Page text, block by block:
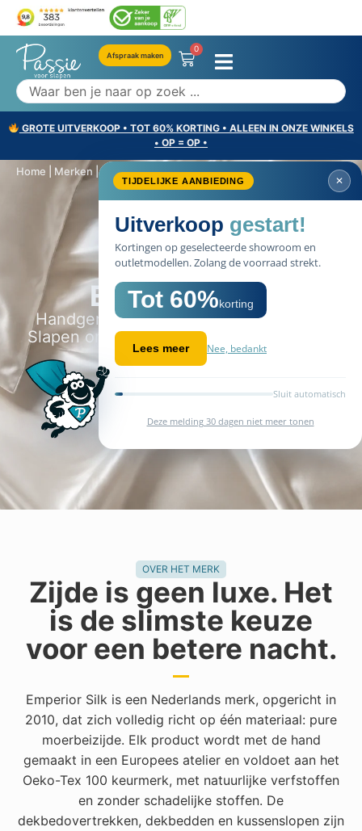
Afspraak maken
0
GROTE UITVERKOOP • TOT 60% KORTING • ALLEEN IN ONZE WINKELS
• OP = OP •
Home Merken |Emperior Silk
Emperior Silk
Handgemaakt in een Europees atelier.
Slapen onder 100% moerbeizijde van 22
momme.
OVER HET MERK
Zijde is geen luxe. Het
is de slimste keuze
voor een betere nacht.
Emperior Silk is een Nederlands merk, opgericht in
2010, dat zich volledig richt op één materiaal: pure
moerbeizijde. Elk product wordt met de hand
gemaakt in een Europees atelier en voldoet aan het
Oeko-Tex 100 keurmerk, met natuurlijke verfstoffen
en zonder schadelijke stoffen. De
dekbedovertrekken, dekbedden en kussenslopen zijn